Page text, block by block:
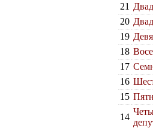
21
20
19
18
17
16
15
14